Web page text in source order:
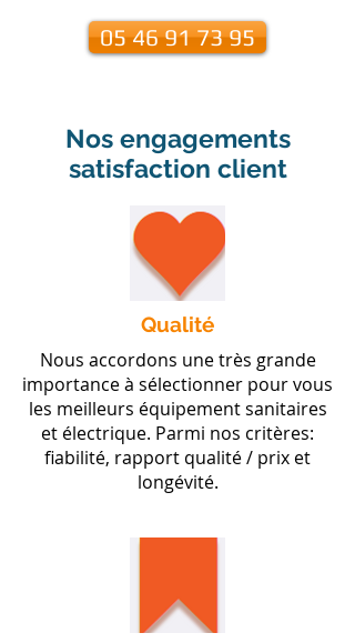
05 46 91 73 95
Nos engagements
satisfaction client
Qualité
Nous accordons une très grande
importance à sélectionner pour vous
les meilleurs équipement sanitaires
et électrique. Parmi nos critères:
fiabilité, rapport qualité / prix et
longévité.